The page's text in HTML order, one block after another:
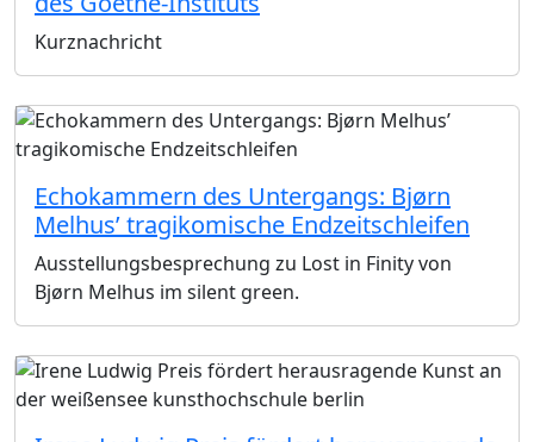
Kurznachricht
Echokammern des Untergangs: Bjørn
Melhus’ tragikomische Endzeitschleifen
Ausstellungsbesprechung zu Lost in Finity von
Bjørn Melhus im silent green.